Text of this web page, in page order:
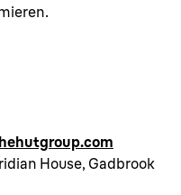
House, Gadbrook